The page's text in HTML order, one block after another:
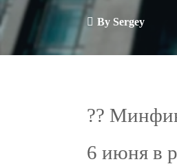
By Sergey
??
6 июня в